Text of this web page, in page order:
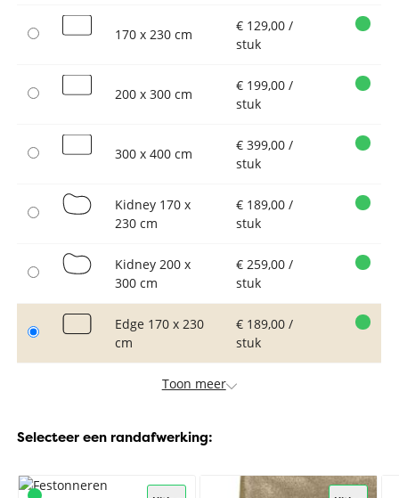
170 x 230 cm
€ 129,00 /
stuk
200 x 300 cm
€ 199,00 /
stuk
300 x 400 cm
€ 399,00 /
stuk
Kidney 170 x
230 cm
€ 189,00 /
stuk
Kidney 200 x
300 cm
€ 259,00 /
stuk
Edge 170 x 230
cm
€ 189,00 /
stuk
Toon meer
Selecteer een randafwerking: